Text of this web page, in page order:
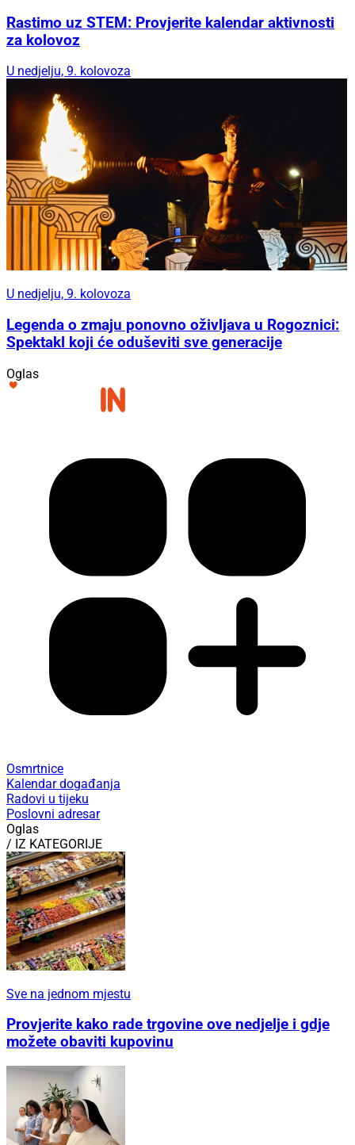
Rastimo uz STEM: Provjerite kalendar aktivnosti
za kolovoz
U nedjelju, 9. kolovoza
U nedjelju, 9. kolovoza
Legenda o zmaju ponovno oživljava u Rogoznici:
Spektakl koji će oduševiti sve generacije
Oglas
Osmrtnice
Kalendar događanja
Radovi u tijeku
Poslovni adresar
Oglas
/ IZ KATEGORIJE
Sve na jednom mjestu
Provjerite kako rade trgovine ove nedjelje i gdje
možete obaviti kupovinu